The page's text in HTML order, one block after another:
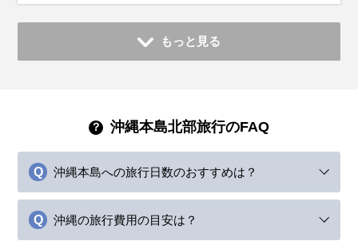
もっと見る
沖縄本島北部旅行のFAQ
沖縄本島への旅行日数のおすすめは？
沖縄の旅行費用の目安は？